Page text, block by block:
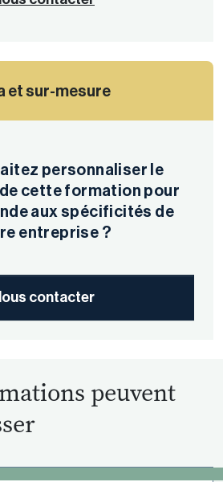
et sur-mesure
personnaliser le
cette formation pour
aux spécificités de
entreprise ?
contacter
peuvent